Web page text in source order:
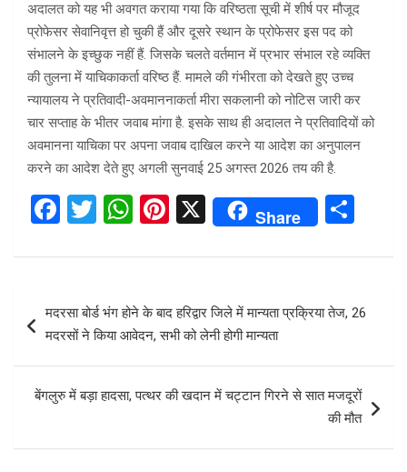
​अदालत को यह भी अवगत कराया गया कि वरिष्ठता सूची में शीर्ष पर मौजूद
प्रोफेसर सेवानिवृत्त हो चुकी हैं और दूसरे स्थान के प्रोफेसर इस पद को
संभालने के इच्छुक नहीं हैं. जिसके चलते वर्तमान में प्रभार संभाल रहे व्यक्ति
की तुलना में याचिकाकर्ता वरिष्ठ हैं. मामले की गंभीरता को देखते हुए उच्च
न्यायालय ने प्रतिवादी-अवमाननाकर्ता मीरा सकलानी को नोटिस जारी कर
चार सप्ताह के भीतर जवाब मांगा है. इसके साथ ही अदालत ने प्रतिवादियों को
अवमानना याचिका पर अपना जवाब दाखिल करने या आदेश का अनुपालन
करने का आदेश देते हुए अगली सुनवाई 25 अगस्त 2026 तय की है.
F
ce
o
k
T
tt
er
W
at
s
A
p
Pi
er
es
t
X Share
ar
navigation
मदरसा बोर्ड भंग होने के बाद हरिद्वार जिले में मान्यता प्रक्रिया तेज, 26
मदरसों ने किया आवेदन, सभी को लेनी होगी मान्यता
बेंगलुरु में बड़ा हादसा, पत्थर की खदान में चट्टान गिरने से सात मजदूरों
की मौत